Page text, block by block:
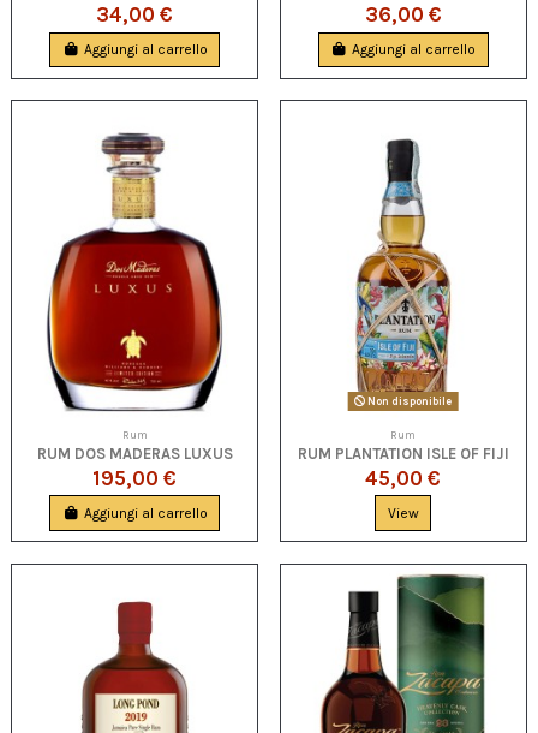
34,00 €
Aggiungi al carrello
36,00 €
Aggiungi al carrello
Rum
RUM DOS MADERAS LUXUS
195,00 €
Aggiungi al carrello
Non disponibile
Rum
RUM PLANTATION ISLE OF FIJI
45,00 €
View